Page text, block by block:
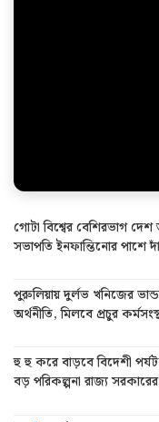
গোটা বিশ্বের বেশিরভাগ
সভাপতি ইনফান্তিনোর পাশে
পুরুলিয়ায় দুর্লভ খনিজের
অর্থনীতি, মিলবে প্রচুর
হু হু করে বাড়বে বিদেশী
বড় পরিকল্পনা রাজ্য সরকারের